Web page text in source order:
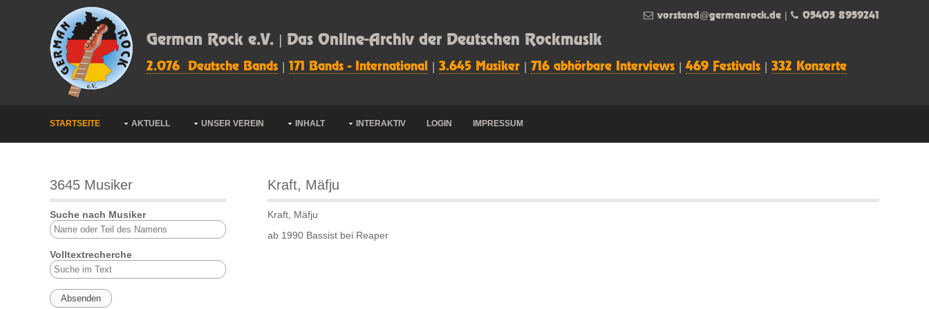
German Rock e.V. | Das Online-Archiv der Deutschen Rockmusik
2.076 Deutsche Bands 171 Bands - International 3.645 Musiker 716 abhörbare Interviews 469 Festivals 332 Konzerte
vorstand@germanrock.de 05405 8959241
STARTSEITE AKTUELL UNSER VEREIN INHALT INTERAKTIV LOGIN IMPRESSUM
3645 Musiker
Suche nach Musiker
Volltextrecherche
Kraft, Mäfju
Kraft, Mäfju
ab 1990 Bassist bei Reaper